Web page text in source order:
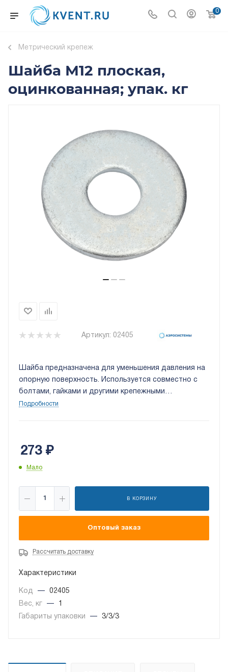
0
Метрический крепеж
Шайба М12 плоская,
оцинкованная; упак. кг
Артикул: 02405
Шайба предназначена для уменьшения давления на
опорную поверхность. Используется совместно с
болтами, гайками и другими крепежными
элементами. Цена за 1 кг.
Подробности
273₽
Мало
В КОРЗИНУ
Оптовый заказ
Рассчитать доставку
Характеристики
Код —
02405
Вес, кг
—
1
Габариты упаковки
— 3/3/3